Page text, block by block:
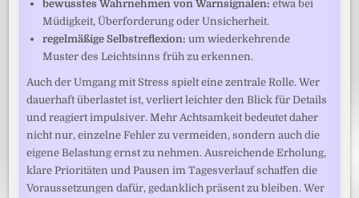
bewusstes Wahrnehmen von Warnsignalen: etwa bei
Müdigkeit, Überforderung oder Unsicherheit.
regelmäßige Selbstreflexion: um wiederkehrende
Muster des Leichtsinns früh zu erkennen.
Auch der Umgang mit Stress spielt eine zentrale Rolle. Wer
dauerhaft überlastet ist, verliert leichter den Blick für Details
und reagiert impulsiver. Mehr Achtsamkeit bedeutet daher
nicht nur, einzelne Fehler zu vermeiden, sondern auch die
eigene Belastung ernst zu nehmen. Ausreichende Erholung,
klare Prioritäten und Pausen im Tagesverlauf schaffen die
Voraussetzungen dafür, gedanklich präsent zu bleiben. Wer